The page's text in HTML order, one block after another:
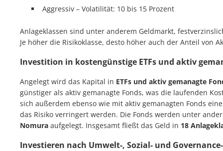
Aggressiv – Volatilität: 10 bis 15 Prozent
Anlageklassen sind unter anderem Geldmarkt,
Je höher die Risikoklasse, desto höher auch der Anteil von
Investition in kostengünstige ETFs und aktiv
Angelegt wird das Kapital in ETFs und aktiv gemanagte
günstiger als aktiv gemanagte Fonds, was die laufenden
sich außerdem ebenso wie mit aktiv gemanagten Fonds
das Risiko verringert werden. Die Fonds werden unter
Nomura aufgelegt. Insgesamt fließt das Geld in 18
Investieren nach Umwelt-, Sozial- und